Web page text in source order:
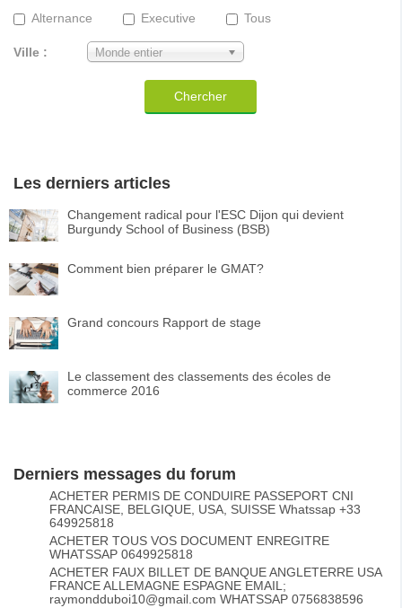
Alternance
Executive Tous
Ville : Monde entier
Chercher
Les derniers articles
Changement radical pour l'ESC Dijon qui devient
Burgundy School of Business (BSB)
Comment bien préparer le GMAT?
Grand concours Rapport de stage
Le classement des classements des écoles de
commerce 2016
Derniers messages du forum
ACHETER PERMIS DE CONDUIRE PASSEPORT CNI
FRANCAISE, BELGIQUE, USA, SUISSE Whatssap +33
649925818
ACHETER TOUS VOS DOCUMENT ENREGITRE
WHATSSAP 0649925818
ACHETER FAUX BILLET DE BANQUE ANGLETERRE USA
FRANCE ALLEMAGNE ESPAGNE EMAIL;
raymondduboi10@gmail.com WHATSSAP 0756838596